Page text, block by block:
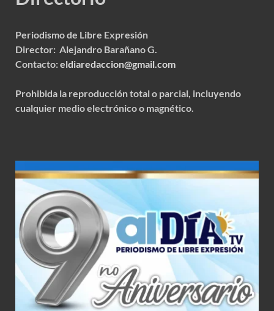
Periodismo de Libre Expresión
Director: Alejandro Barañano G.
Contacto:eldiaredaccion@gmail.com
Prohibida la reproducción total o parcial, incluyendo
cualquier medio electrónico o magnético.